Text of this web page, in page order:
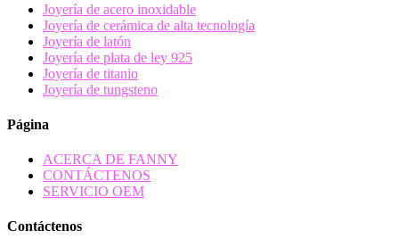
Joyería de acero inoxidable
Joyería de cerámica de alta tecnología
Joyería de latón
Joyería de plata de ley 925
Joyería de titanio
Joyería de tungsteno
Página
ACERCA DE FANNY
CONTÁCTENOS
SERVICIO OEM
Contáctenos